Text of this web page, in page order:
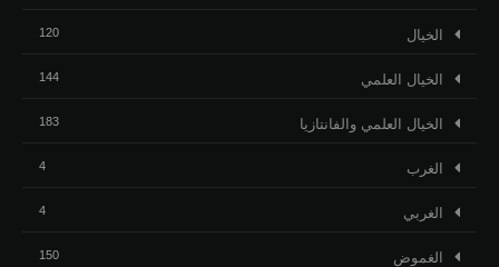
الخيال 120
الخيال العلمي 144
الخيال العلمي والفانتازيا 183
الغرب 4
الغربي 4
الغموض 150